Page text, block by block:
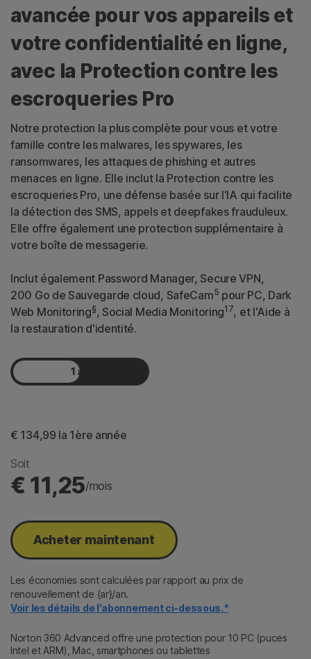
avancée pour vos appareils et
votre confidentialité en ligne,
avec la Protection contre les
escroqueries Pro
Notre protection la plus complète pour vous et votre
famille contre les malwares, les spywares, les
ransomwares, les attaques de phishing et autres
menaces en ligne. Elle inclut la Protection contre les
escroqueries Pro, une défense basée sur l'IA qui facilite
la détection des SMS, appels et deepfakes frauduleux.
Elle offre également une protection supplémentaire à
votre boîte de messagerie.
Inclut également Password Manager, Secure VPN,
200 Go de Sauvegarde cloud, SafeCam5 pour PC, Dark
Web Monitoring§, Social Media Monitoring17, et l'Aide à
la restauration d'identité.
1 an
€ 134,99 la 1ère année
Soit
€ 11,25/mois
Acheter maintenant​
Les économies sont calculées par rapport au prix de
renouvellement de {ar}/an.
Voir les détails de l'abonnement ci-dessous.*
Norton 360 Advanced offre une protection pour 10 PC (puces
Intel et ARM), Mac, smartphones ou tablettes